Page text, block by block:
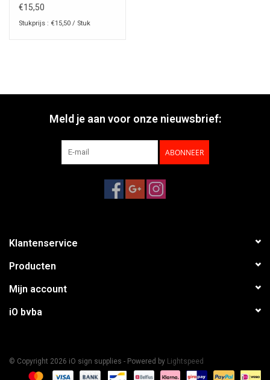
€15,50
Stukprijs : €15,50 / Stuk
Meld je aan voor onze nieuwsbrief:
ABONNEER
Klantenservice
Producten
Mijn account
iO bvba
© Copyright 2026 iO sign supplies - Powered by Lightspeed